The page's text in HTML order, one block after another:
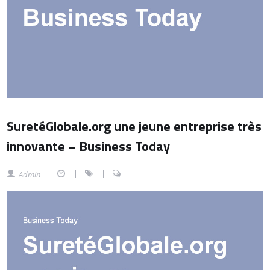
SuretéGlobale.org une jeune entreprise très
innovante – Business Today
Admin